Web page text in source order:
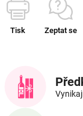
Tisk Zeptat se